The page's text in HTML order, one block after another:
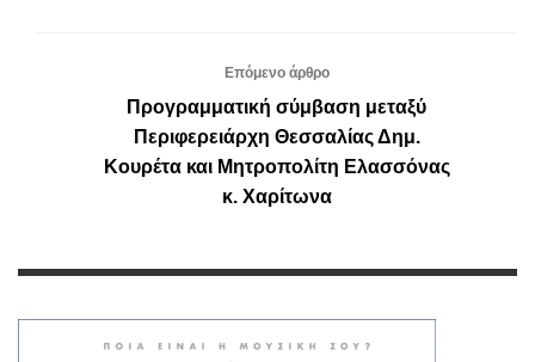
Επόμενο άρθρο
Προγραμματική σύμβαση μεταξύ
Περιφερειάρχη Θεσσαλίας Δημ.
Κουρέτα και Μητροπολίτη Ελασσόνας
κ. Χαρίτωνα